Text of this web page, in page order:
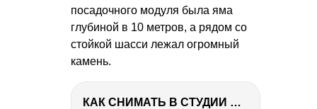
посадочного модуля была яма
глубиной в 10 метров, а рядом со
стойкой шасси лежал огромный
камень.
КАК СНИМАТЬ В СТУДИИ СО ВСПЫШКАМИ